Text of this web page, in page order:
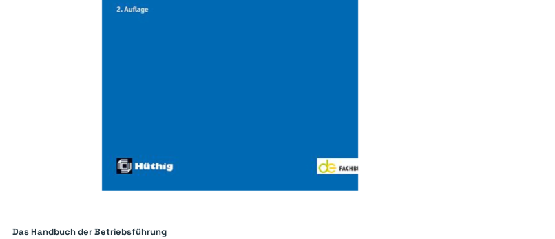
Das Handbuch der Betriebsführung